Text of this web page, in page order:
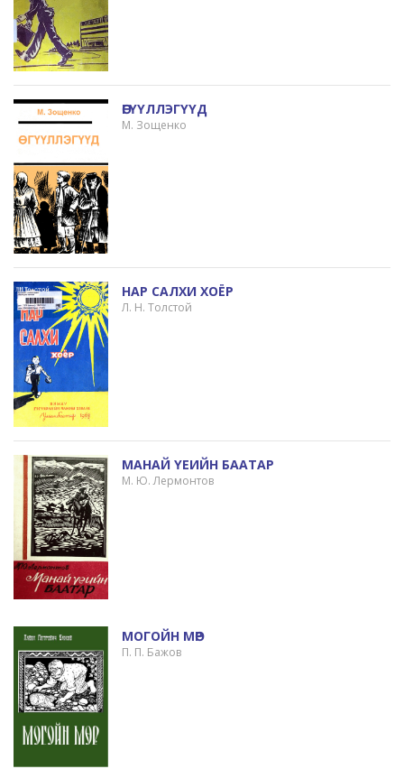
ӨГҮҮЛЛЭГҮҮД
М. Зощенко
НАР САЛХИ ХОЁР
Л. Н. Толстой
МАНАЙ ҮЕИЙН БААТАР
М. Ю. Лермонтов
МОГОЙН МӨР
П. П. Бажов